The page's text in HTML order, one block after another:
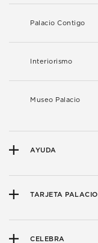
Palacio Contigo
Interiorismo
Museo Palacio
AYUDA
TARJETA PALACIO
CELEBRA